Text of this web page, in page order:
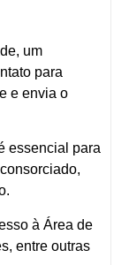
um
para
e envia o
essencial para
à Área de
entre outras